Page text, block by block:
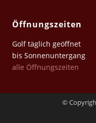
Öffnungszeiten
Golf täglich geöffnet
bis Sonnenuntergang
alle Öffnungszeiten
©